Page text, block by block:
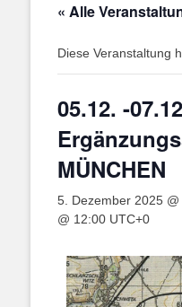
« Alle
Diese Veranstaltung
05.12. -
MÜNCHEN
5. Dezember 2025
@ 12:00 UTC+0